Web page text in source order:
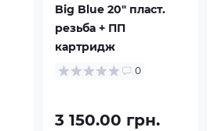
Big Blue 20" пласт.
резьба + ПП
картридж
0
3 150.00 грн.